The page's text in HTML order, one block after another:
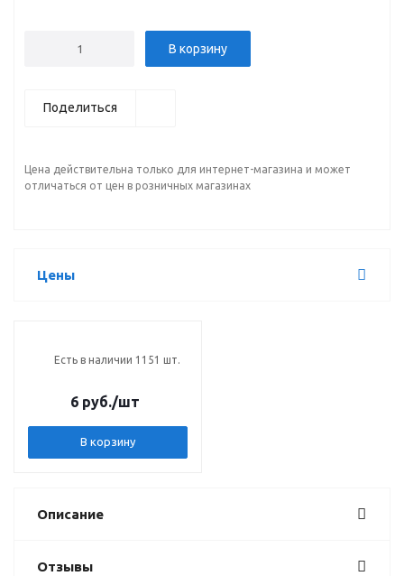
В корзину
Поделиться
Цена действительна только для интернет-магазина и может
отличаться от цен в розничных магазинах
Цены
Есть в наличии 1151 шт.
6 руб./шт
В корзину
Описание
Отзывы